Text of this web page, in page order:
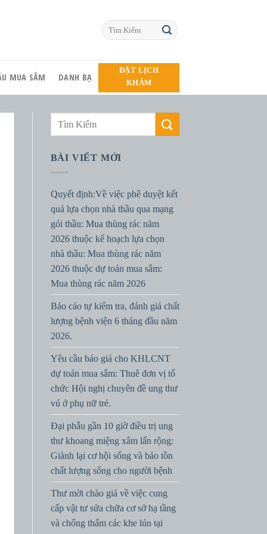
MUA SẮM DANH BẠ
ĐẶT LỊCH
KHÁM
BÀI VIẾT MỚI
Quyết định:Về việc phê duyệt kết
quả lựa chọn nhà thầu qua mạng
gói thầu: Mua thùng rác năm
2026 thuộc kế hoạch lựa chọn
nhà thầu: Mua thùng rác năm
2026 thuộc dự toán mua sắm:
Mua thùng rác năm 2026
Báo cáo tự kiểm tra, đánh giá chất
lượng bệnh viện 6 tháng đầu năm
2026.
Yêu cầu báo giá cho KHLCNT
dự toán mua sắm: Thuê đơn vị tổ
chức Hội nghị chuyên đề ung thư
vú ở phụ nữ trẻ.
Đại phẫu gần 10 giờ điều trị ung
thư khoang miệng xâm lấn rộng:
Giành lại cơ hội sống và bảo tồn
chất lượng sống cho người bệnh
Thư mời chào giá về việc cung
cấp vật tư sửa chữa cơ sở hạ tầng
và chống thấm các khe lún tại